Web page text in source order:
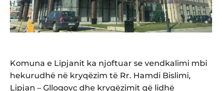
Komuna e Lipjanit ka njoftuar se vendkalimi mbi
hekurudhë në kryqëzim të Rr. Hamdi Bislimi,
Lipjan – Gllogovc dhe kryqëzimit që lidhë